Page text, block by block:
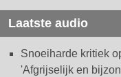
Laatste audio
Snoeiharde kritiek
'Afgrijselijk en